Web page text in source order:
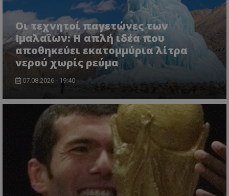
Οι τεχνητοί παγετώνες των
Ιμαλαΐων: Η απλή ιδέα που
αποθηκεύει εκατομμύρια λίτρα
νερού χωρίς ρεύμα
07.08.2026 - 19:40